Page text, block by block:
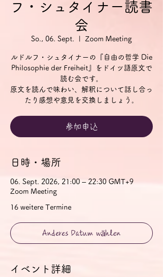
フ・シュタイナー読書
会
So., 06. Sept. Zoom Meeting
ルドルフ・シュタイナーの『自由の哲学 Die
Philosophie der Freiheit』をドイツ語原文で
読む会です。
原文を読んで味わい、解釈について話し合っ
参加申込
日時・場所
06. Sept. 2026, 21:00 – 22:30 GMT+9
Zoom Meeting
16 weitere Termine
Anderes Datum wählen
イベント詳細